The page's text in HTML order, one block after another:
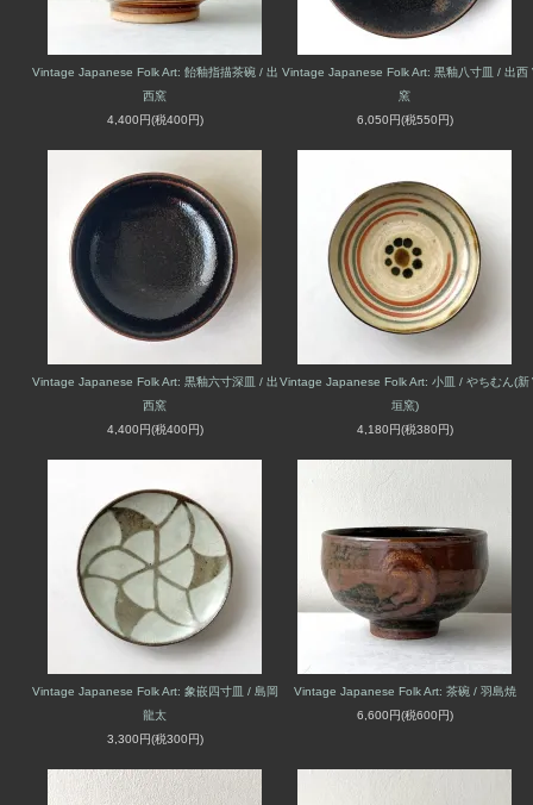
Vintage Japanese Folk Art: 飴釉指描茶碗 / 出
西窯
4,400円(税400円)
Vintage Japanese Folk Art: 黒釉八寸皿 / 出西
窯
6,050円(税550円)
Vintage Japanese Folk Art: 黒釉六寸深皿 / 出
西窯
4,400円(税400円)
Vintage Japanese Folk Art: 小皿 / やちむん(新
垣窯)
4,180円(税380円)
Vintage Japanese Folk Art: 象嵌四寸皿 / 島岡
龍太
3,300円(税300円)
Vintage Japanese Folk Art: 茶碗 / 羽島焼
6,600円(税600円)